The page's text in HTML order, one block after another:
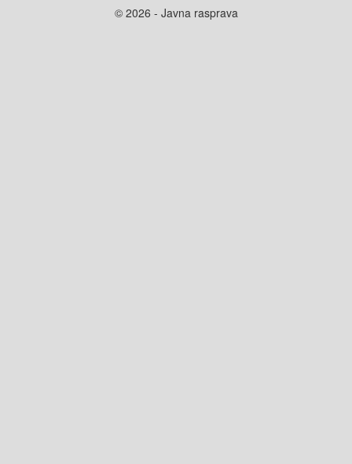
© 2026 - Javna rasprava